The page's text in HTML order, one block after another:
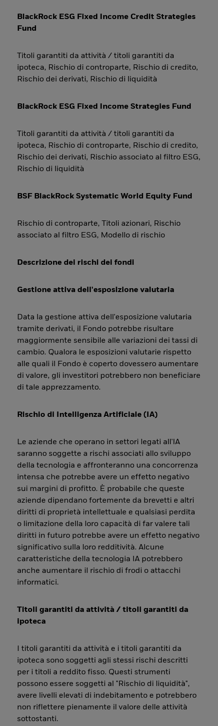
BlackRock ESG Fixed Income Credit Strategies
Fund
Titoli garantiti da attività / titoli garantiti da
ipoteca, Rischio di controparte, Rischio di credito,
Rischio dei derivati, Rischio di liquidità
BlackRock ESG Fixed Income Strategies Fund
Titoli garantiti da attività / titoli garantiti da
ipoteca, Rischio di controparte, Rischio di credito,
Rischio dei derivati, Rischio associato al filtro ESG,
Rischio di liquidità
BSF BlackRock Systematic World Equity Fund
Rischio di controparte, Titoli azionari, Rischio
associato al filtro ESG, Modello di rischio
Descrizione dei rischi dei fondi
Gestione attiva dell'esposizione valutaria
Data la gestione attiva dell'esposizione valutaria
tramite derivati, il Fondo potrebbe risultare
maggiormente sensibile alle variazioni dei tassi di
cambio. Qualora le esposizioni valutarie rispetto
alle quali il Fondo è coperto dovessero aumentare
di valore, gli investitori potrebbero non beneficiare
di tale apprezzamento.
Rischio di Intelligenza Artificiale (IA)
Le aziende che operano in settori legati all'IA
saranno soggette a rischi associati allo sviluppo
della tecnologia e affronteranno una concorrenza
intensa che potrebbe avere un effetto negativo
sui margini di profitto. È probabile che queste
aziende dipendano fortemente da brevetti e altri
diritti di proprietà intellettuale e qualsiasi perdita
o limitazione della loro capacità di far valere tali
diritti in futuro potrebbe avere un effetto negativo
significativo sulla loro redditività. Alcune
caratteristiche della tecnologia IA potrebbero
anche aumentare il rischio di frodi o attacchi
informatici.
Titoli garantiti da attività / titoli garantiti da
ipoteca
I titoli garantiti da attività e i titoli garantiti da
ipoteca sono soggetti agli stessi rischi descritti
per i titoli a reddito fisso. Questi strumenti
possono essere soggetti al "Rischio di liquidità",
avere livelli elevati di indebitamento e potrebbero
non riflettere pienamente il valore delle attività
sottostanti.